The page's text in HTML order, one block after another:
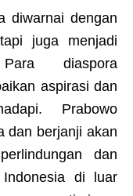
diwarnai dengan
juga menjadi
diaspora
aspirasi dan
Prabowo
dan berjanji akan
dan
di luar